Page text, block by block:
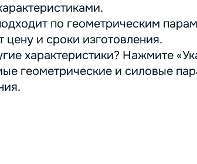
по геометрическим
цену и сроки изготовления.
характеристики? Нажмите
геометрические и силовые